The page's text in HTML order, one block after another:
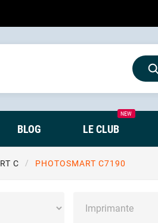
BLOG LE CLUB
NEW
C PHOTOSMART C7190